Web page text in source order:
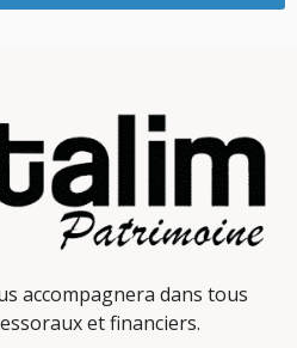
accompagnera dans tous
et financiers.